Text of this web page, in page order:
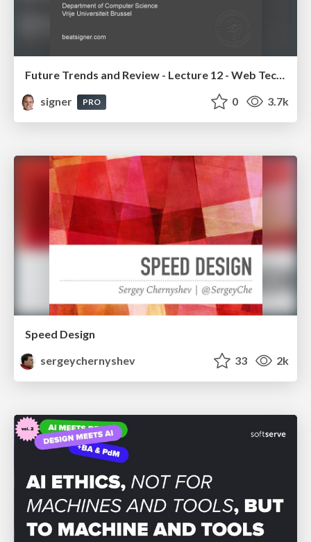
Future Trends and Review - Lecture 12 - Web Technologies (1019888BNR)
signer
PRO 0 3.7k
Speed Design
sergeychernyshev
33 2k